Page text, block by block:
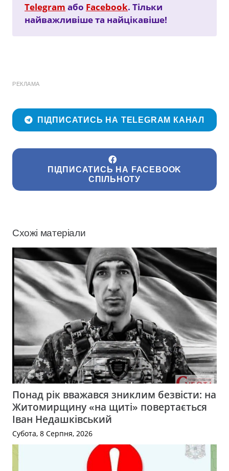
Telegram або Facebook. Тільки
найважливіше та найцікавіше!
РЕКЛАМА
ПІДПИСАТИСЬ НА TELEGRAM КАНАЛ
ПІДПИСАТИСЬ НА FACEBOOK
СПІЛЬНОТУ
Схожі матеріали
Понад рік вважався зниклим безвісти: на
Житомирщину «на щиті» повертається
Іван Недашківський
Субота, 8 Серпня, 2026